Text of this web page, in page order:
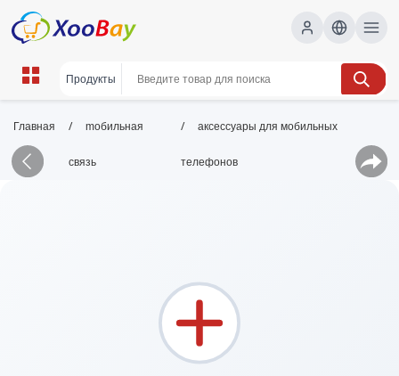
Главная / mобильная
связь
/ аксессуары для мобильных
телефонов